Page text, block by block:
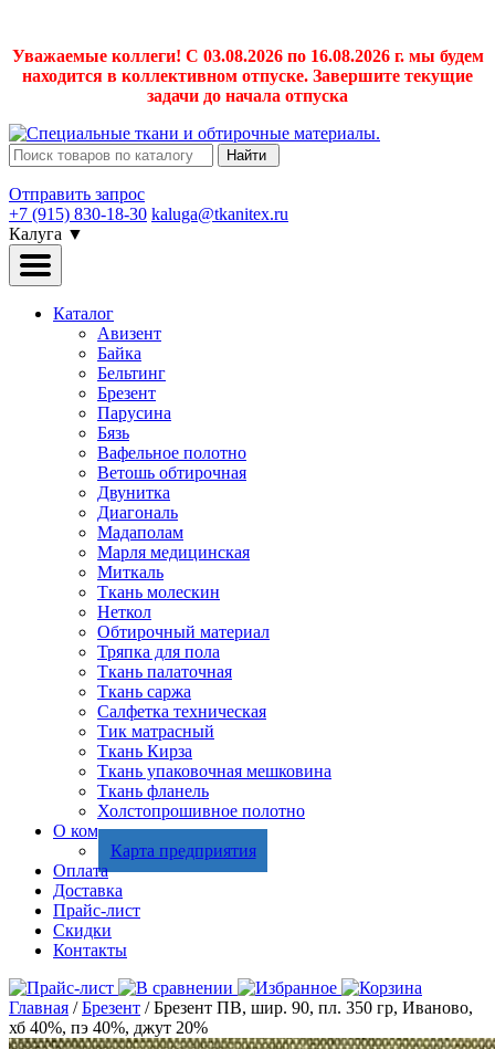
Уважаемые коллеги! С 03.08.2026 по 16.08.2026 г. мы будем
находится в коллективном отпуске. Завершите текущие
задачи до начала отпуска
Найти
Отправить запрос
+7 (915) 830-18-30 kaluga@tkanitex.ru
Калуга ▼
Каталог
Авизент
Байка
Бельтинг
Брезент
Парусина
Бязь
Вафельное полотно
Ветошь обтирочная
Двунитка
Диагональ
Мадаполам
Марля медицинская
Миткаль
Ткань молескин
Неткол
Обтирочный материал
Тряпка для пола
Ткань палаточная
Ткань саржа
Салфетка техническая
Тик матрасный
Ткань Кирза
Ткань упаковочная мешковина
Ткань фланель
Холстопрошивное полотно
О компании
Карта предприятия
Оплата
Доставка
Прайс-лист
Скидки
Контакты
Главная /Брезент / Брезент ПВ, шир. 90, пл. 350 гр, Иваново,
хб 40%, пэ 40%, джут 20%